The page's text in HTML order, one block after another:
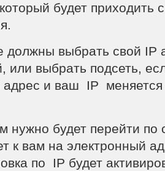
будет приходить
должны выбрать свой IP
или выбрать подсеть,
адрес и ваш IP меняется
нужно будет перейти по
к вам на электронный
по IP будет